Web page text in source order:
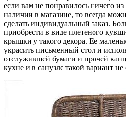
если вам не понравилось ничего
наличии в магазине, то всегда
сделать индивидуальный заказ.
приобрести в виде плетеного
крышки у такого декора. Ее
украсить письменный стол и
отслужившей бумаги и прочей
кухне и в санузле такой вариант не